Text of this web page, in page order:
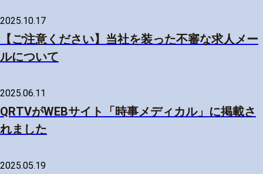
2025.10.17
【ご注意ください】当社を装った不審な求人メー
ルについて
2025.06.11
QRTVがWEBサイト「時事メディカル」に掲載さ
れました
2025.05.19